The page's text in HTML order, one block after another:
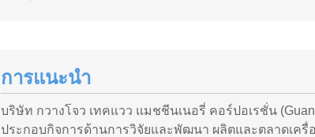
การแนะนำ
บริษัท กวางโจว เทคแวว แมชชีนเนอรี่ คอร์ปอเรชั่น
ประกอบกิจการด้านการวิจัยและพัฒนา ผลิตและตลาดเค